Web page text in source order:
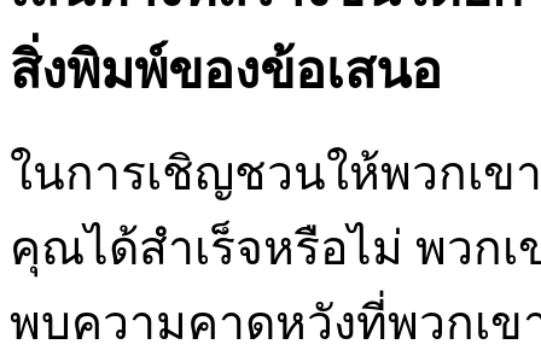
สิ่งพิมพ์ของข้อเสนอ
ในการเชิญชวนให้พวกเข
คุณได้สำเร็จหรือไม่ พวกเ
พบความคาดหวังที่พวกเ